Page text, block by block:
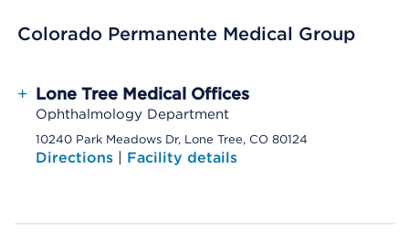
Colorado Permanente Medical Group
+ Lone Tree Medical Offices
Ophthalmology Department
10240 Park Meadows Dr, Lone Tree, CO 80124
Directions | Facility details